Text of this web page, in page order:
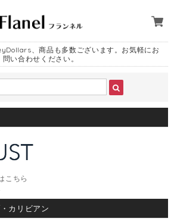
、商品も多数ございます。お気軽にお
問い合わせください。
こちら
カリビアン